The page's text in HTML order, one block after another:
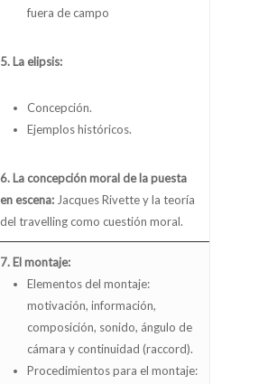
fuera de campo
5. La elipsis:
Concepción.
Ejemplos históricos.
6. La concepción moral de la puesta
en escena: Jacques Rivette y la teoría
del travelling como cuestión moral.
7. El montaje:
Elementos del montaje:
motivación, información,
composición, sonido, ángulo de
cámara y continuidad (raccord).
Procedimientos para el montaje: